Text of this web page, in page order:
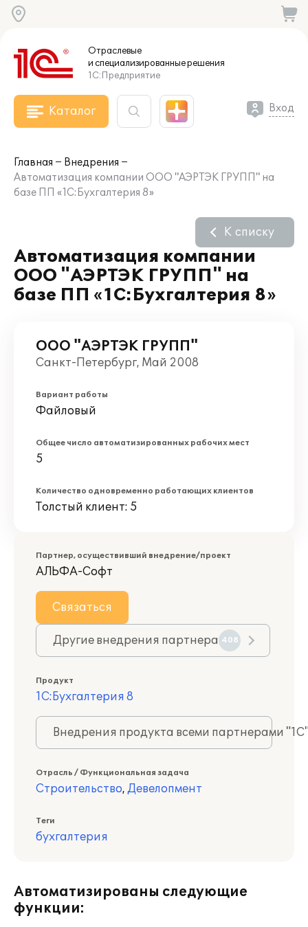
Отраслевые
и специализированныерешения
1С:Предприятие
Каталог Вход
Главная
Внедрения
Автоматизация компании ООО "АЭРТЭК ГРУПП" на
базе ПП «1С:Бухгалтерия 8»
Автоматизация компании
ООО "АЭРТЭК ГРУПП" на
базе ПП «1С:Бухгалтерия 8»
К списку
ООО "АЭРТЭК ГРУПП"
Санкт-Петербург, Май 2008
Вариант работы
Файловый
Общее число автоматизированных рабочих мест
5
Количество одновременно работающих клиентов
Толстый клиент: 5
Партнер, осуществивший внедрение/проект
АЛЬФА-Софт
Связаться
Другие внедрения партнера 408
Продукт
1С:Бухгалтерия 8
Внедрения продукта всеми партнерами
Отрасль / Функциональная задача
Строительство, Девелопмент
Теги
бухгалтерия
Автоматизированы следующие
функции: